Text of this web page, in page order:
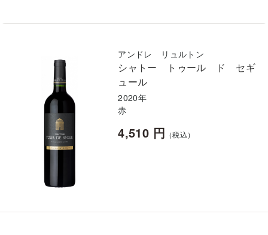
アンドレ リュルトン
シャトー トゥール ド セギ
ュール
2020年
赤
4,510 円 （税込）